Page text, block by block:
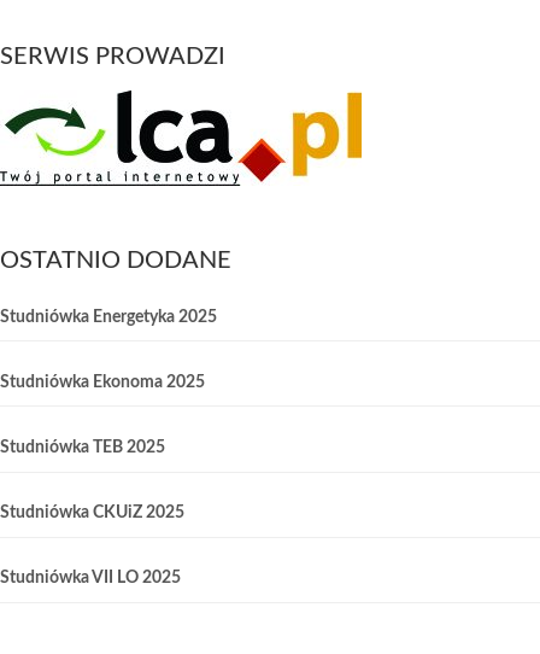
SERWIS PROWADZI
OSTATNIO DODANE
Studniówka Energetyka 2025
Studniówka Ekonoma 2025
Studniówka TEB 2025
Studniówka CKUiZ 2025
Studniówka VII LO 2025